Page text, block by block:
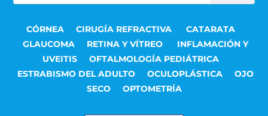
CÓRNEA CIRUGÍA REFRACTIVA
CATARATA
GLAUCOMA
RETINA Y VÍTREO
INFLAMACIÓN Y
UVEITIS
OFTALMOLOGÍA PEDIÁTRICA
ESTRABISMO DEL ADULTO
OCULOPLÁSTICA
OJO
SECO
OPTOMETRÍA